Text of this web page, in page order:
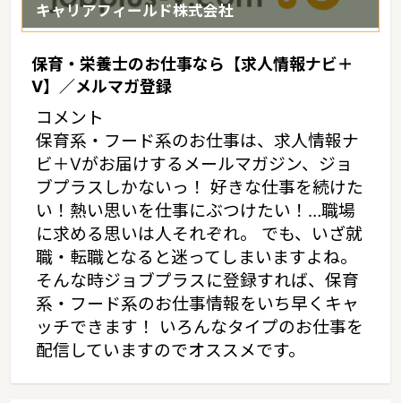
キャリアフィールド株式会社
保育・栄養士のお仕事なら【求人情報ナビ＋
V】／メルマガ登録
コメント
保育系・フード系のお仕事は、求人情報ナ
ビ＋Vがお届けするメールマガジン、ジョ
ブプラスしかないっ！ 好きな仕事を続けた
い！熱い思いを仕事にぶつけたい！…職場
に求める思いは人それぞれ。 でも、いざ就
職・転職となると迷ってしまいますよね。
そんな時ジョブプラスに登録すれば、保育
系・フード系のお仕事情報をいち早くキャ
ッチできます！ いろんなタイプのお仕事を
配信していますのでオススメです。